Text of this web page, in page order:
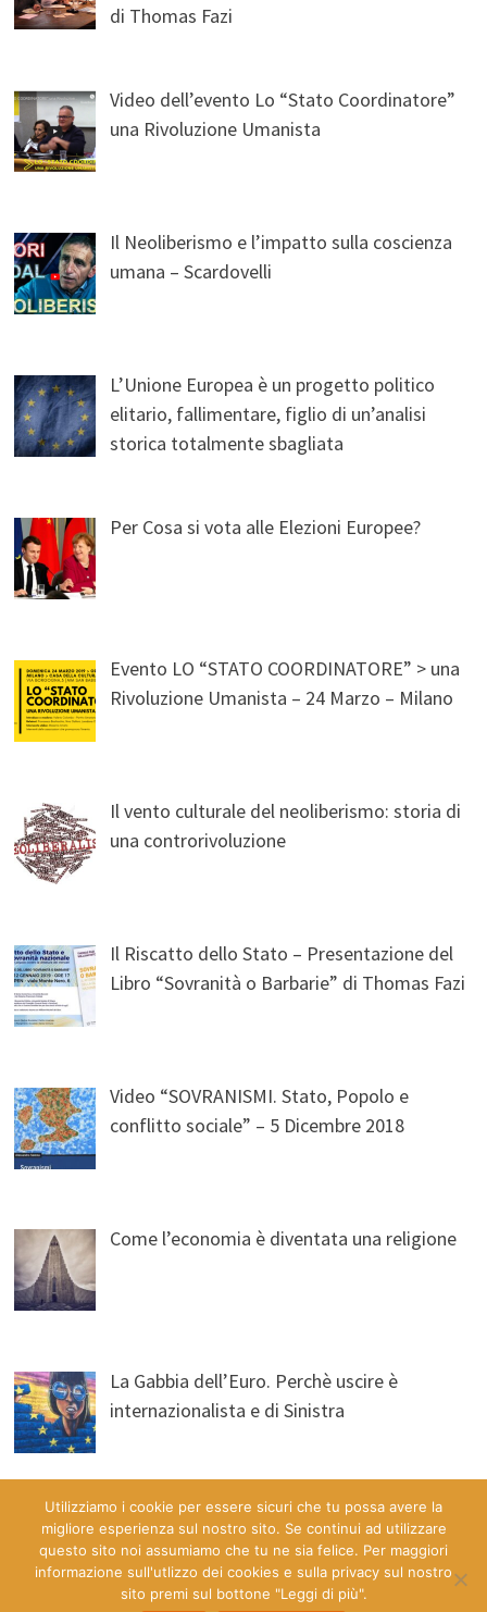
di Thomas Fazi
Video dell’evento Lo “Stato Coordinatore”
una Rivoluzione Umanista
Il Neoliberismo e l’impatto sulla coscienza
umana – Scardovelli
L’Unione Europea è un progetto politico
elitario, fallimentare, figlio di un’analisi
storica totalmente sbagliata
Per Cosa si vota alle Elezioni Europee?
Evento LO “STATO COORDINATORE” > una
Rivoluzione Umanista – 24 Marzo – Milano
Il vento culturale del neoliberismo: storia di
una controrivoluzione
Il Riscatto dello Stato – Presentazione del
Libro “Sovranità o Barbarie” di Thomas Fazi
Video “SOVRANISMI. Stato, Popolo e
conflitto sociale” – 5 Dicembre 2018
Come l’economia è diventata una religione
La Gabbia dell’Euro. Perchè uscire è
internazionalista e di Sinistra
Utilizziamo i cookie per essere sicuri che tu possa avere la
migliore esperienza sul nostro sito. Se continui ad utilizzare
questo sito noi assumiamo che tu ne sia felice. Per maggiori
informazione sull'utlizzo dei cookies e sulla privacy sul nostro
sito premi sul bottone "Leggi di più".